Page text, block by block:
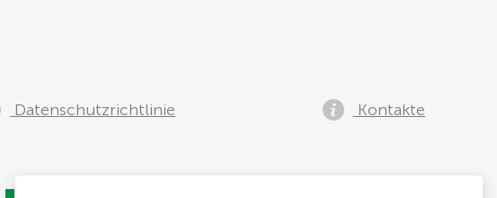
Datenschutzrichtlinie Kontakte